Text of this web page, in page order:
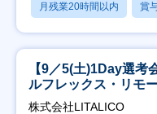
月残業20時間以内 賞
【9／5(土)1Day選考
ルフレックス・リモ
株式会社LITALICO